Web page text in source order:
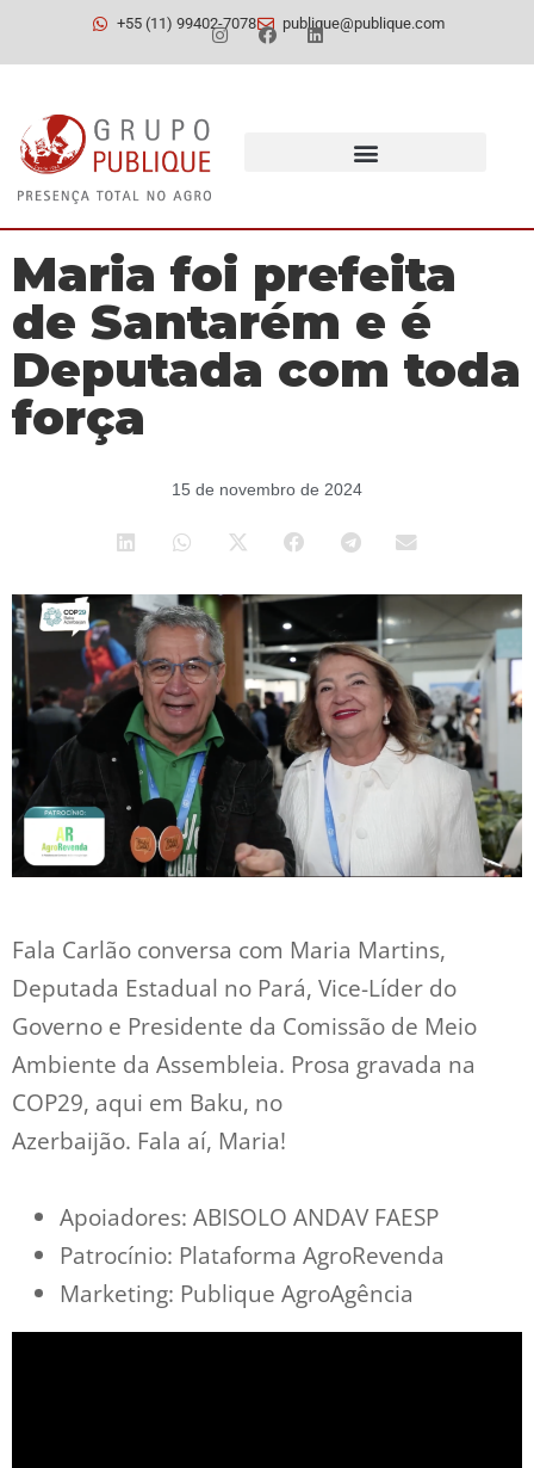
+55 (11) 99402-7078 publique@publique.com
Maria foi prefeita
de Santarém e é
Deputada com toda
força
15 de novembro de 2024
Fala Carlão conversa com Maria Martins,
Deputada Estadual no Pará, Vice-Líder do
Governo e Presidente da Comissão de Meio
Ambiente da Assembleia. Prosa gravada na
COP29, aqui em Baku, no
Azerbaijão. Fala aí, Maria!
Apoiadores: ABISOLO ANDAV FAESP
Patrocínio: Plataforma AgroRevenda
Marketing: Publique AgroAgência